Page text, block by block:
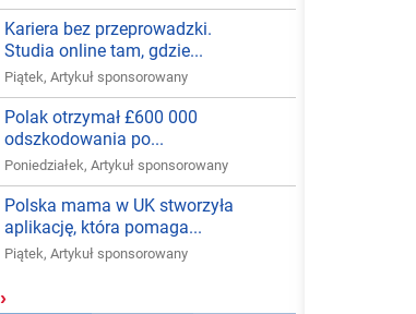
Kariera bez przeprowadzki.
Studia online tam, gdzie...
Piątek,Artykuł sponsorowany
Polak otrzymał £600 000
odszkodowania po...
Poniedziałek,Artykuł sponsorowany
Polska mama w UK stworzyła
aplikację, która pomaga...
Piątek,Artykuł sponsorowany
›